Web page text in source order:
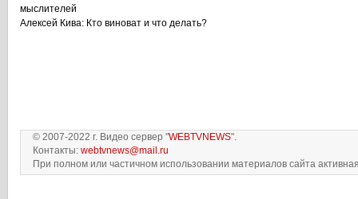
мыслителей
Алексей Кива: Кто виноват и что делать?
© 2007-2022 г. Видео сервер "WEBTVNEWS".
Контакты: webtvnews@mail.ru
При полном или частичном использовании материалов сайта